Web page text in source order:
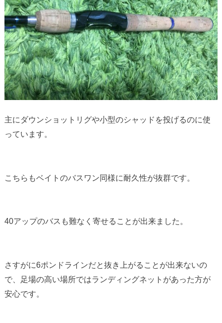
主にダウンショットリグや小型のシャッドを投げるのに使
っています。
こちらもベイトのバスワン同様に耐久性が抜群です。
40アップのバスも難なく寄せることが出来ました。
さすがに6ポンドラインだと抜き上がることが出来ないの
で、足場の高い場所ではランディングネットがあった方が
安心です。